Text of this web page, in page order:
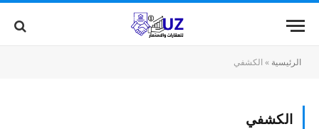
الرئيسية » الكشفي
الكشفي